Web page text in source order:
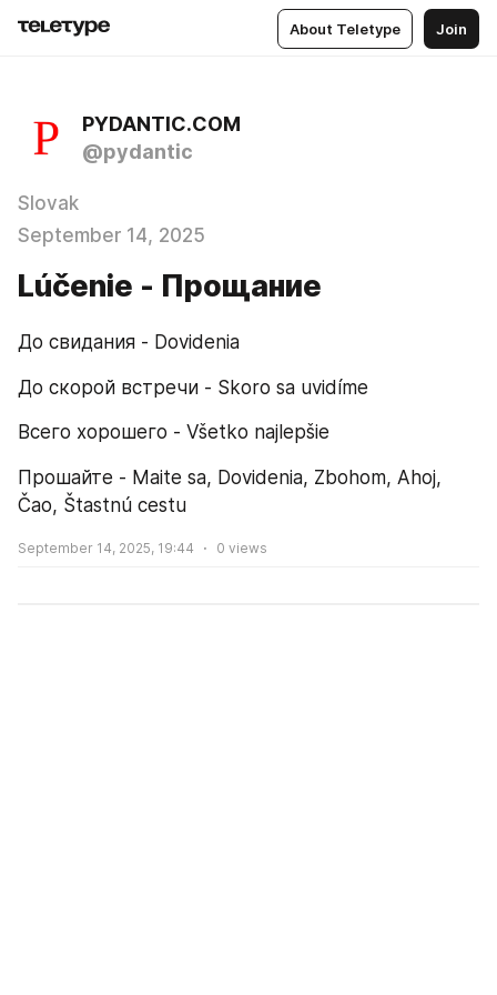
About Teletype Join
PYDANTIC.COM
@pydantic
Slovak
September 14, 2025
Lúčenie - Прощание
До свидания - Dovidenia
До скорой встречи - Skoro sa uvidíme
Всего хорошего - Všetko najlepšie
Прошайте - Maite sa, Dovidenia, Zbohom, Ahoj,
Čao, Štastnú cestu
September 14, 2025, 19:44 0 views